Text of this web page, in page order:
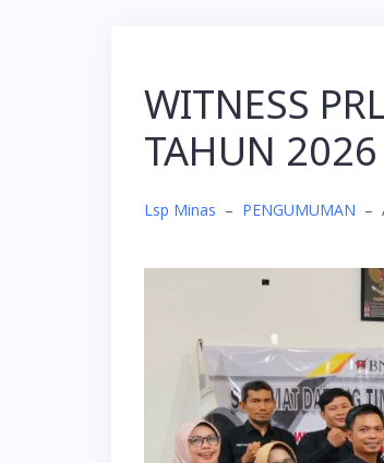
WITNESS
TAHUN 2026
Lsp Minas – PENGUMUMAN –